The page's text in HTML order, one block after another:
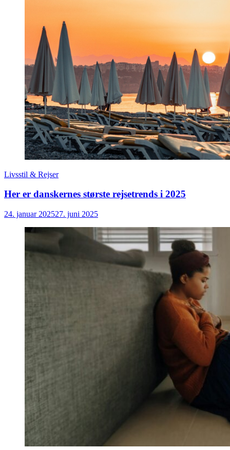
Livsstil & Rejser
Her er danskernes største rejsetrends i 2025
24. januar 202527. juni 2025